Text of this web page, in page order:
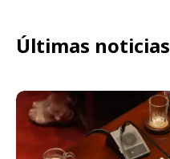
Últimas noticias